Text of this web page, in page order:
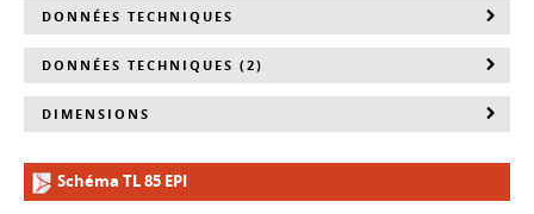
DONNÉES TECHNIQUES
DONNÉES TECHNIQUES (2)
DIMENSIONS
Schéma TL 85 EPI